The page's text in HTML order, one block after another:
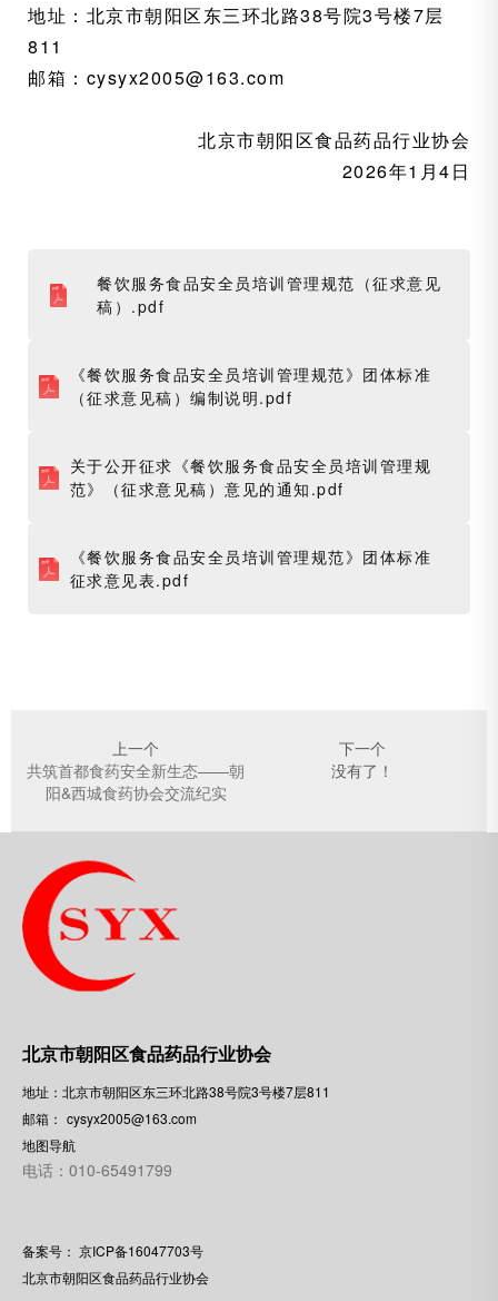
地址：北京市朝阳区东三环北路38号院3号楼7层
811
邮箱：cysyx2005@163.com
北京市朝阳区食品药品行业协会
2026年1月4日
餐饮服务食品安全员培训管理规范（征求意见
稿）.pdf
《餐饮服务食品安全员培训管理规范》团体标准
（征求意见稿）编制说明.pdf
关于公开征求《餐饮服务食品安全员培训管理规
范》（征求意见稿）意见的通知.pdf
《餐饮服务食品安全员培训管理规范》团体标准
征求意见表.pdf
上一个
共筑首都食药安全新生态——朝
阳&西城食药协会交流纪实
下一个
没有了！
北京市朝阳区食品药品行业协会
地址：北京市朝阳区东三环北路38号院3号楼7层811
邮箱： cysyx2005@163.com
地图导航
电话：010-65491799
备案号： 京ICP备16047703号
北京市朝阳区食品药品行业协会